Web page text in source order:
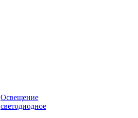
Освещение
светодиодное